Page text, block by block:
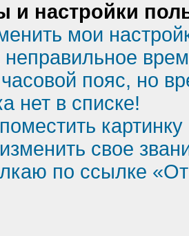
и настройки
мои
пояс, но
нет в списке!
свое
по ссылке